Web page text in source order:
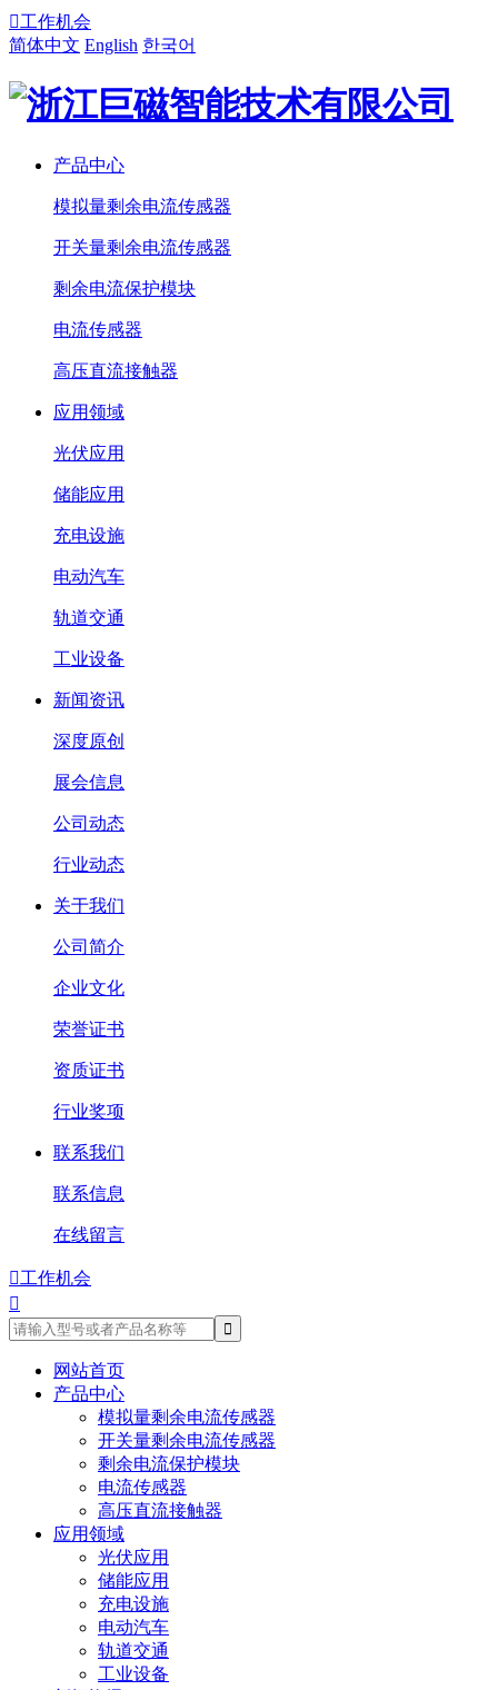
工作机会
简体中文 English 한국어
产品中心
模拟量剩余电流传感器
开关量剩余电流传感器
剩余电流保护模块
电流传感器
高压直流接触器
应用领域
光伏应用
储能应用
充电设施
电动汽车
轨道交通
工业设备
新闻资讯
深度原创
展会信息
公司动态
行业动态
关于我们
公司简介
企业文化
荣誉证书
资质证书
行业奖项
联系我们
联系信息
在线留言
工作机会

网站首页
产品中心
模拟量剩余电流传感器
开关量剩余电流传感器
剩余电流保护模块
电流传感器
高压直流接触器
应用领域
光伏应用
储能应用
充电设施
电动汽车
轨道交通
工业设备